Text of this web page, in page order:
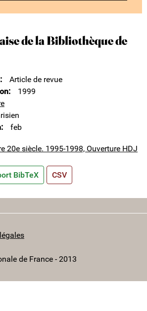
de la Bibliothèque de
Article de revue
1999
feb
20e siècle. 1995-1998, Ouverture HDJ
BibTeX CSV
de France - 2013